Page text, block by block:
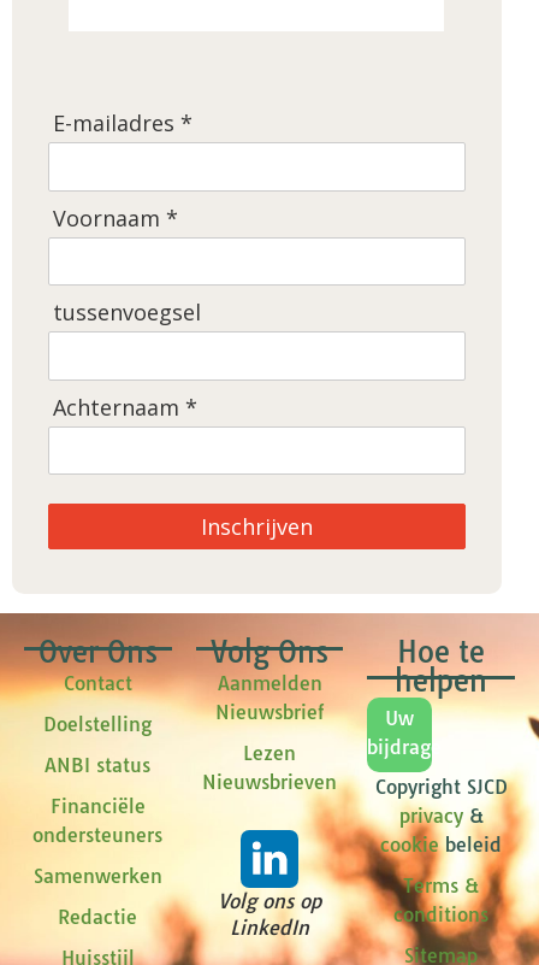
E-mailadres *
Voornaam *
tussenvoegsel
Achternaam *
Inschrijven
Over Ons
Contact
Doelstelling
ANBI status
Financiële
ondersteuners
Samenwerken
Redactie
Huisstijl
Volg Ons
Aanmelden
Nieuwsbrief
Lezen
Nieuwsbrieven
Volg ons op
LinkedIn
Hoe te
helpen
Uw
bijdrage
Copyright SJCD
privacy&
cookiebeleid
Terms &
conditions
Sitemap